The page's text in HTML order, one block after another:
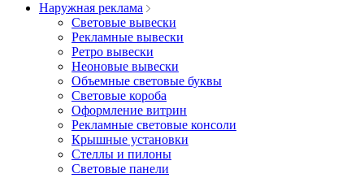
Наружная реклама
Световые вывески
Рекламные вывески
Ретро вывески
Неоновые вывески
Объемные световые буквы
Световые короба
Оформление витрин
Рекламные световые консоли
Крышные установки
Стеллы и пилоны
Световые панели